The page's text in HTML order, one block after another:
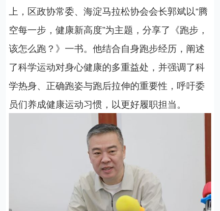
上，区政协常委、海淀马拉松协会会长郭斌以“腾
空每一步，健康新高度”为主题，分享了《跑步，
该怎么跑？》一书。他结合自身跑步经历，阐述
了科学运动对身心健康的多重益处，并强调了科
学热身、正确跑姿与跑后拉伸的重要性，呼吁委
员们养成健康运动习惯，以更好履职担当。